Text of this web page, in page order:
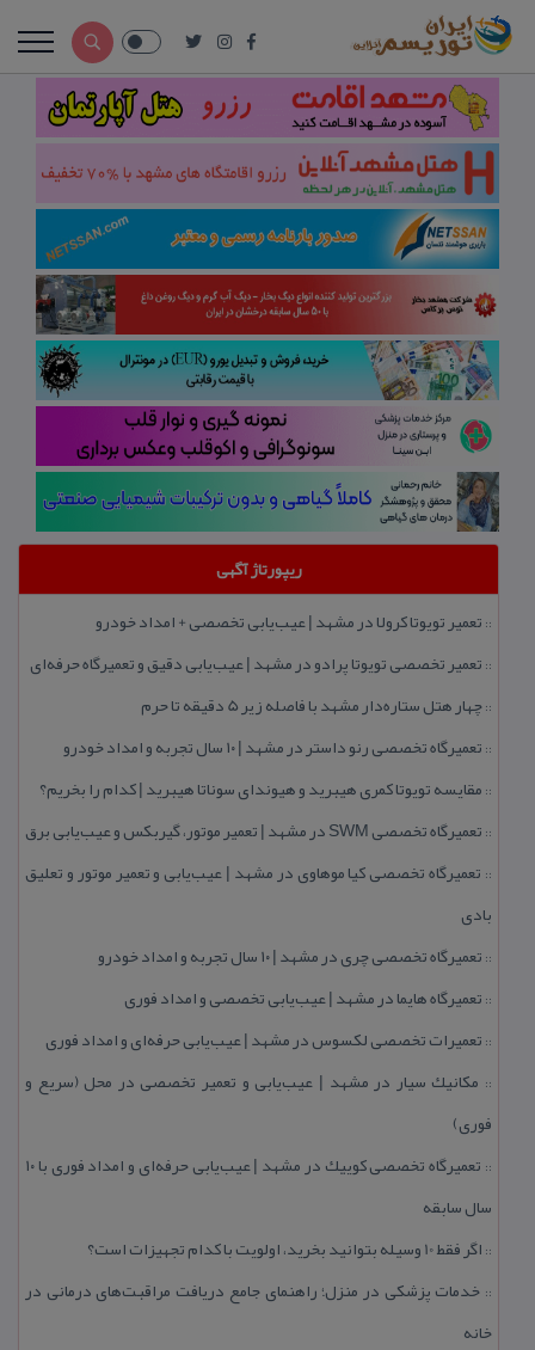
ریپورتاژ آگهی
:: تعمیر تویوتا كرولا در مشهد | عیب‌یابی تخصصی + امداد خودرو
:: تعمیر تخصصی تویوتا پرادو در مشهد | عیب‌یابی دقیق و تعمیرگاه حرفه‌ای
::چهار هتل‌ ستاره‌دار مشهد با فاصله زیر 5 دقیقه تا حرم
:: تعمیرگاه تخصصی رنو داستر در مشهد | ۱۰ سال تجربه و امداد خودرو
:: مقایسه تویوتا كمری هیبرید و هیوندای سوناتا هیبرید | كدام را بخریم؟
:: تعمیرگاه تخصصی SWM در مشهد | تعمیر موتور، گیربكس و عیب‌یابی برق
:: تعمیرگاه تخصصی كیا موهاوی در مشهد | عیب‌یابی و تعمیر موتور و تعلیق
بادی
:: تعمیرگاه تخصصی چری در مشهد | ۱۰ سال تجربه و امداد خودرو
:: تعمیرگاه هایما در مشهد | عیب‌یابی تخصصی و امداد فوری
:: تعمیرات تخصصی لكسوس در مشهد | عیب‌یابی حرفه‌ای و امداد فوری
:: مكانیك سیار در مشهد | عیب‌یابی و تعمیر تخصصی در محل (سریع و
فوری)
::
تعمیرگاه تخصصی كوییك در مشهد | عیب‌یابی حرفه‌ای و امداد فوری با ۱۰
سال سابقه
:: اگر فقط 10 وسیله بتوانید بخرید، اولویت با كدام تجهیزات است؟
:: خدمات پزشكی در منزل؛ راهنمای جامع دریافت مراقبت‌های درمانی در
خانه